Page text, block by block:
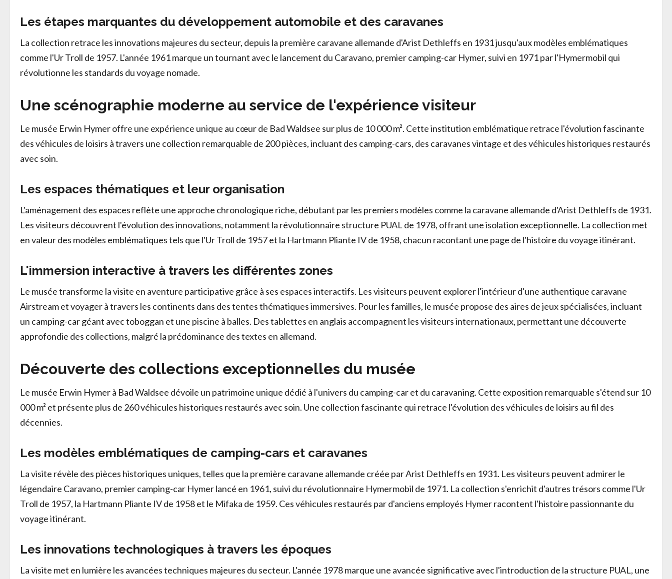
Les étapes marquantes du développement automobile et des caravanes
La collection retrace les innovations majeures du secteur, depuis la première caravane allemande d'Arist Dethleffs en 1931 jusqu'aux modèles emblématiques
comme l'Ur Troll de 1957. L'année 1961 marque un tournant avec le lancement du Caravano, premier camping-car Hymer, suivi en 1971 par l'Hymermobil qui
révolutionne les standards du voyage nomade.
Une scénographie moderne au service de l'expérience visiteur
Le musée Erwin Hymer offre une expérience unique au cœur de Bad Waldsee sur plus de 10 000 m². Cette institution emblématique retrace l'évolution fascinante
des véhicules de loisirs à travers une collection remarquable de 200 pièces, incluant des camping-cars, des caravanes vintage et des véhicules historiques restaurés
avec soin.
Les espaces thématiques et leur organisation
L'aménagement des espaces reflète une approche chronologique riche, débutant par les premiers modèles comme la caravane allemande d'Arist Dethleffs de 1931.
Les visiteurs découvrent l'évolution des innovations, notamment la révolutionnaire structure PUAL de 1978, offrant une isolation exceptionnelle. La collection met
en valeur des modèles emblématiques tels que l'Ur Troll de 1957 et la Hartmann Pliante IV de 1958, chacun racontant une page de l'histoire du voyage itinérant.
L'immersion interactive à travers les différentes zones
Le musée transforme la visite en aventure participative grâce à ses espaces interactifs. Les visiteurs peuvent explorer l'intérieur d'une authentique caravane
Airstream et voyager à travers les continents dans des tentes thématiques immersives. Pour les familles, le musée propose des aires de jeux spécialisées, incluant
un camping-car géant avec toboggan et une piscine à balles. Des tablettes en anglais accompagnent les visiteurs internationaux, permettant une découverte
approfondie des collections, malgré la prédominance des textes en allemand.
Découverte des collections exceptionnelles du musée
Le musée Erwin Hymer à Bad Waldsee dévoile un patrimoine unique dédié à l'univers du camping-car et du caravaning. Cette exposition remarquable s'étend sur 10
000 m² et présente plus de 260 véhicules historiques restaurés avec soin. Une collection fascinante qui retrace l'évolution des véhicules de loisirs au fil des
décennies.
Les modèles emblématiques de camping-cars et caravanes
La visite révèle des pièces historiques uniques, telles que la première caravane allemande créée par Arist Dethleffs en 1931. Les visiteurs peuvent admirer le
légendaire Caravano, premier camping-car Hymer lancé en 1961, suivi du révolutionnaire Hymermobil de 1971. La collection s'enrichit d'autres trésors comme l'Ur
Troll de 1957, la Hartmann Pliante IV de 1958 et le Mifaka de 1959. Ces véhicules restaurés par d'anciens employés Hymer racontent l'histoire passionnante du
voyage itinérant.
Les innovations technologiques à travers les époques
La visite met en lumière les avancées techniques majeures du secteur. L'année 1978 marque une avancée significative avec l'introduction de la structure PUAL, une